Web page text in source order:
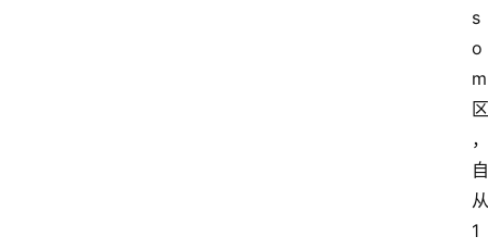
s
o
m
区
，
自
从
1